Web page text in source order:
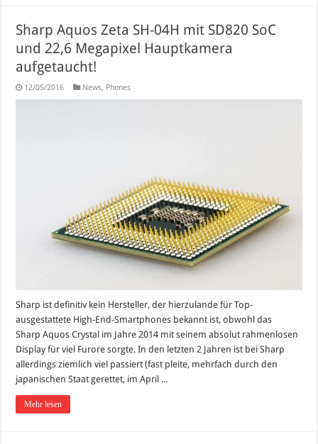
Sharp Aquos Zeta SH-04H mit SD820 SoC
und 22,6 Megapixel Hauptkamera
aufgetaucht!
12/05/2016 News, Phones
Sharp ist definitiv kein Hersteller, der hierzulande für Top-
ausgestattete High-End-Smartphones bekannt ist, obwohl das
Sharp Aquos Crystal im Jahre 2014 mit seinem absolut rahmenlosen
Display für viel Furore sorgte. In den letzten 2 Jahren ist bei Sharp
allerdings ziemlich viel passiert (fast pleite, mehrfach durch den
japanischen Staat gerettet, im April ...
Mehr lesen